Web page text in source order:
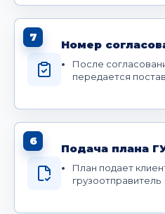
7
Номер
После
передается
6
Подача плана
План подает
грузоотправитель